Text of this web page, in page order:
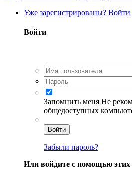
Уже зарегистрированы? Войти
Войти
Запомнить меня Не
общедоступных
Войти
Забыли пароль?
Или войдите с помощью этих